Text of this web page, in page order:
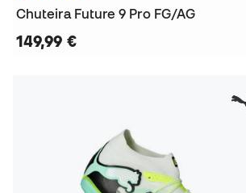
Chuteira Future 9 Pro FG/AG
149,99 €